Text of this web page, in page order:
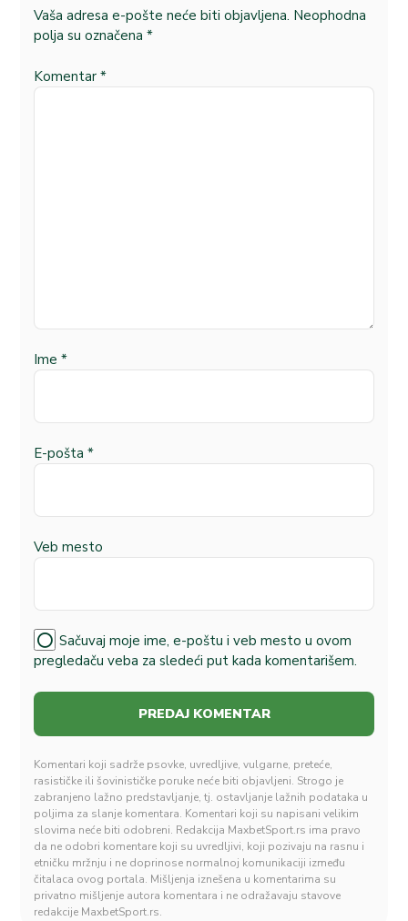
Vaša adresa e-pošte neće biti objavljena. Neophodna
polja su označena *
Komentar *
Ime *
E-pošta *
Veb mesto
Sačuvaj moje ime, e-poštu i veb mesto u ovom
pregledaču veba za sledeći put kada komentarišem.
Komentari koji sadrže psovke, uvredljive, vulgarne, preteće,
rasističke ili šovinističke poruke neće biti objavljeni. Strogo je
zabranjeno lažno predstavljanje, tj. ostavljanje lažnih podataka u
poljima za slanje komentara. Komentari koji su napisani velikim
slovima neće biti odobreni. Redakcija MaxbetSport.rs ima pravo
da ne odobri komentare koji su uvredljivi, koji pozivaju na rasnu i
etničku mržnju i ne doprinose normalnoj komunikaciji između
čitalaca ovog portala. Mišljenja iznešena u komentarima su
privatno mišljenje autora komentara i ne odražavaju stavove
redakcije MaxbetSport.rs.